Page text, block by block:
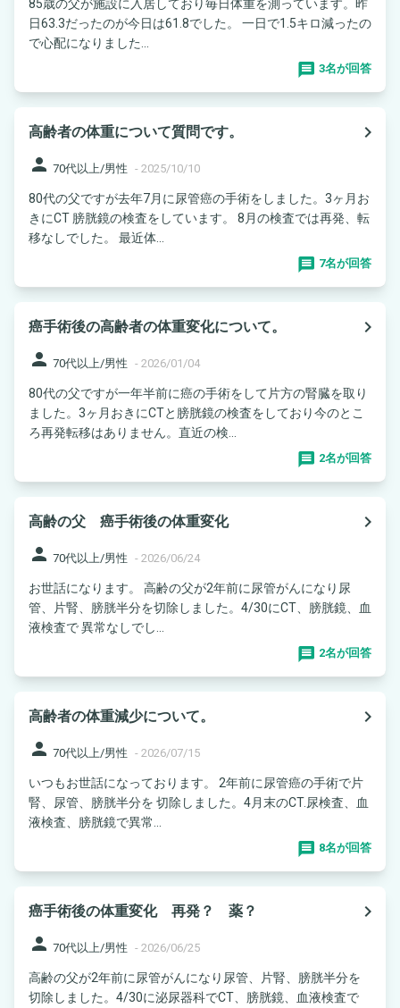
85歳の父が施設に入居しており毎日体重を測っています。昨
日63.3だったのが今日は61.8でした。 一日で1.5キロ減ったの
で心配になりました...
3名が回答
高齢者の体重について質問です。
navigate_next
person 70代以上/男性 - 2025/10/10
80代の父ですが去年7月に尿管癌の手術をしました。3ヶ月お
きにCT 膀胱鏡の検査をしています。 8月の検査では再発、転
移なしでした。 最近体...
7名が回答
癌手術後の高齢者の体重変化について。
navigate_next
person 70代以上/男性 - 2026/01/04
80代の父ですが一年半前に癌の手術をして片方の腎臓を取り
ました。3ヶ月おきにCTと膀胱鏡の検査をしており今のとこ
ろ再発転移はありません。直近の検...
2名が回答
高齢の父 癌手術後の体重変化
navigate_next
person 70代以上/男性 - 2026/06/24
お世話になります。 高齢の父が2年前に尿管がんになり尿
管、片腎、膀胱半分を切除しました。4/30にCT、膀胱鏡、血
液検査で 異常なしでし...
2名が回答
高齢者の体重減少について。
navigate_next
person 70代以上/男性 - 2026/07/15
いつもお世話になっております。 2年前に尿管癌の手術で片
腎、尿管、膀胱半分を 切除しました。4月末のCT.尿検査、血
液検査、膀胱鏡で異常...
8名が回答
癌手術後の体重変化 再発？ 薬？
navigate_next
person 70代以上/男性 - 2026/06/25
高齢の父が2年前に尿管がんになり尿管、片腎、膀胱半分を
切除しました。4/30に泌尿器科でCT、膀胱鏡、血液検査で